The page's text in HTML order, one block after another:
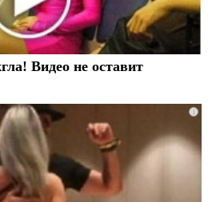
Видео не оставит
i